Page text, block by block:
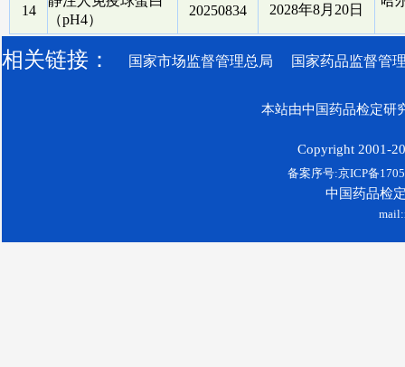
14
（pH4）
20250834 2028年8月20日
相关链接： 国家市场监督管理总局 国家药品监督管
本站由中国药品检定研
Copyright 2001-
备案序号:京ICP备
中国药品检